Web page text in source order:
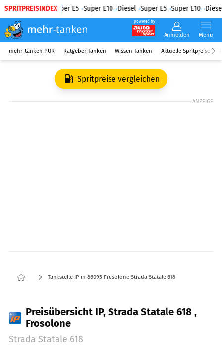
SPRITPREISINDEX
Diesel Super E5 Super E10 Diesel Super E5 Super E10 Diesel
powered by
Anmelden Menü
mehr-tanken PUR Ratgeber Tanken Wissen Tanken Aktuelle Spritpreise
Spritpreise vergleichen
ANZEIGE
Tankstelle IP in 86095 Frosolone Strada Statale 618
Preisübersicht IP, Strada Statale 618 ,
Frosolone
Strada Statale 618